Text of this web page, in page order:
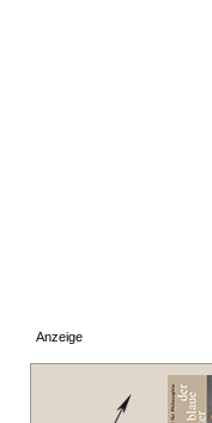
Anzeige